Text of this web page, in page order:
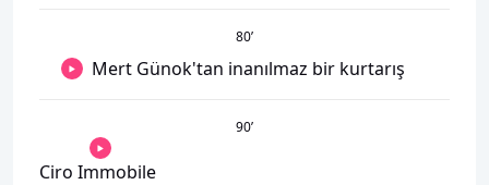
80’
Mert Günok'tan inanılmaz bir kurtarış
90’
Ciro Immobile